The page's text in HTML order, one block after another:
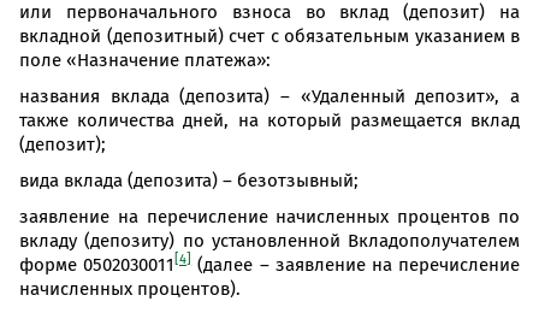
или первоначального взноса во вклад (депозит) на
вкладной (депозитный) счет с обязательным указанием в
поле «Назначение платежа»:
названия вклада (депозита) – «Удаленный депозит», а
также количества дней, на который размещается вклад
(депозит);
вида вклада (депозита) – безотзывный;
заявление на перечисление начисленных процентов по
вкладу (депозиту) по установленной Вкладополучателем
форме 0502030011 [4] (далее – заявление на перечисление
начисленных процентов).